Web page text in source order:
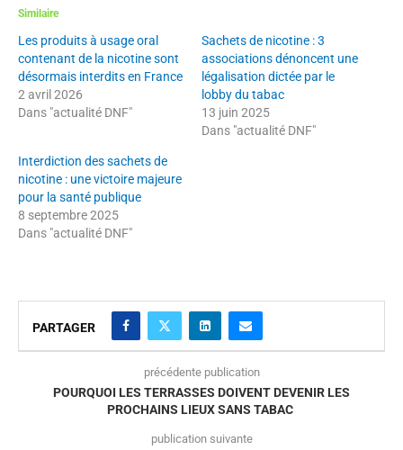
Similaire
Les produits à usage oral
contenant de la nicotine sont
désormais interdits en France
2 avril 2026
Dans "actualité DNF"
Sachets de nicotine : 3
associations dénoncent une
légalisation dictée par le
lobby du tabac
13 juin 2025
Dans "actualité DNF"
Interdiction des sachets de
nicotine : une victoire majeure
pour la santé publique
8 septembre 2025
Dans "actualité DNF"
PARTAGER
précédente publication
POURQUOI LES TERRASSES DOIVENT DEVENIR LES
PROCHAINS LIEUX SANS TABAC
publication suivante